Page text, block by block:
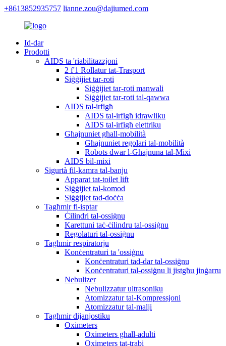
+8613852935757 lianne.zou@dajiumed.com
Id-dar
Prodotti
AIDS ta 'riabilitazzjoni
2 f'1 Rollatur tat-Trasport
Siġġijiet tar-roti
Siġġijiet tar-roti manwali
Siġġijiet tar-roti tal-qawwa
AIDS tal-irfigħ
AIDS tal-irfigħ idrawliku
AIDS tal-irfigħ elettriku
Għajnuniet għall-mobilità
Għajnuniet regolari tal-mobilità
Robots dwar l-Għajnuna tal-Mixi
AIDS bil-mixi
Sigurtà fil-kamra tal-banju
Apparat tat-toilet lift
Siġġijiet tal-komod
Siġġijiet tad-doċċa
Tagħmir fl-isptar
Ċilindri tal-ossiġnu
Karettuni taċ-ċilindru tal-ossiġnu
Regolaturi tal-ossiġnu
Tagħmir respiratorju
Konċentraturi ta 'ossiġnu
Konċentraturi tad-dar tal-ossiġnu
Konċentraturi tal-ossiġnu li jistgħu jinġarru
Nebulizer
Nebulizzatur ultrasoniku
Atomizzatur tal-Kompressjoni
Atomizzatur tal-malji
Tagħmir dijanjostiku
Oximeters
Oximeters għall-adulti
Oximeters tat-trabi